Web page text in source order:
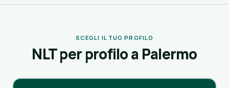
SCEGLI IL TUO PROFILO
NLT per profilo a Palermo